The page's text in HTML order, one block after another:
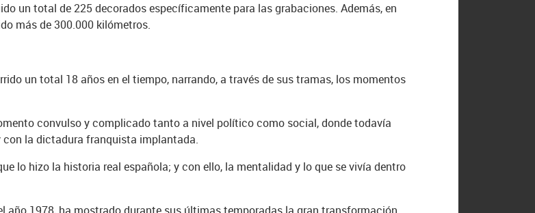
un total de 225 decorados específicamente para las grabaciones. Además, en
más de 300.000 kilómetros.
un total 18 años en el tiempo, narrando, a través de sus tramas, los momentos
convulso y complicado tanto a nivel político como social, donde todavía
con la dictadura franquista implantada.
lo hizo la historia real española; y con ello, la mentalidad y lo que se vivía dentro